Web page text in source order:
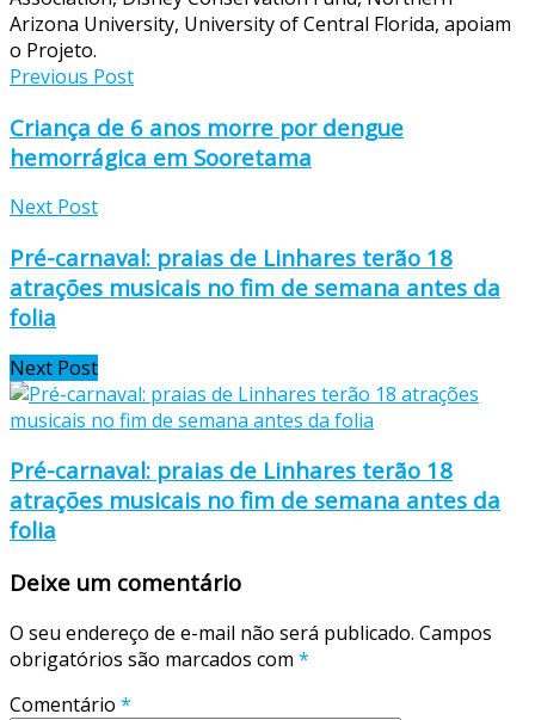
Arizona University, University of Central Florida, apoiam
o Projeto.
Previous Post
Criança de 6 anos morre por dengue
hemorrágica em Sooretama
Next Post
Pré-carnaval: praias de Linhares terão 18
atrações musicais no fim de semana antes da
folia
Next Post
Pré-carnaval: praias de Linhares terão 18
atrações musicais no fim de semana antes da
folia
Deixe um comentário
O seu endereço de e-mail não será publicado. Campos
obrigatórios são marcados com *
Comentário *